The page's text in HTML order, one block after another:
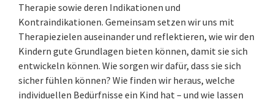
Therapie sowie deren Indikationen und
Kontraindikationen. Gemeinsam setzen wir uns mit
Therapiezielen auseinander und reflektieren, wie wir den
Kindern gute Grundlagen bieten können, damit sie sich
entwickeln können. Wie sorgen wir dafür, dass sie sich
sicher fühlen können? Wie finden wir heraus, welche
individuellen Bedürfnisse ein Kind hat – und wie lassen